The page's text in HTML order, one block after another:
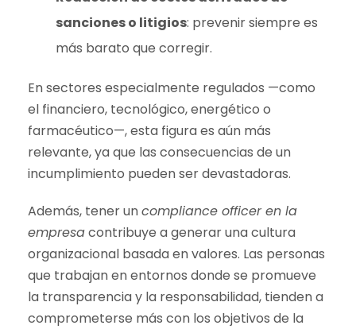
sanciones o litigios: prevenir siempre es
más barato que corregir.
En sectores especialmente regulados —como
el financiero, tecnológico, energético o
farmacéutico—, esta figura es aún más
relevante, ya que las consecuencias de un
incumplimiento pueden ser devastadoras.
Además, tener uncompliance officer en la
empresacontribuye a generar una cultura
organizacional basada en valores. Las personas
que trabajan en entornos donde se promueve
la transparencia y la responsabilidad, tienden a
comprometerse más con los objetivos de la